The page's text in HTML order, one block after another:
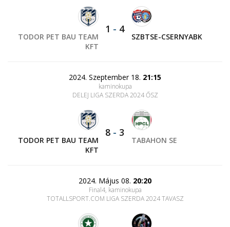
TODOR PET BAU TEAM
KFT
1 - 4
SZBTSE-CSERNYABK
2024. Szeptember 18. 21:15
kaminokupa
DELEJ LIGA SZERDA 2024 ŐSZ
TODOR PET BAU TEAM
KFT
8 - 3
TABAHON SE
2024. Május 08. 20:20
Final4, kaminokupa
TOTALLSPORT.COM LIGA SZERDA 2024 TAVASZ